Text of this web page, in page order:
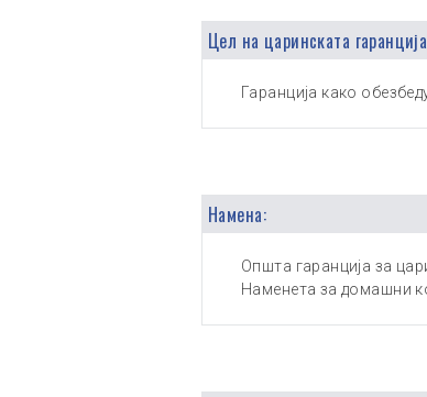
Цел на царинската
Гаранција како
Намена:
Општа гаранција за
Наменета за домашни